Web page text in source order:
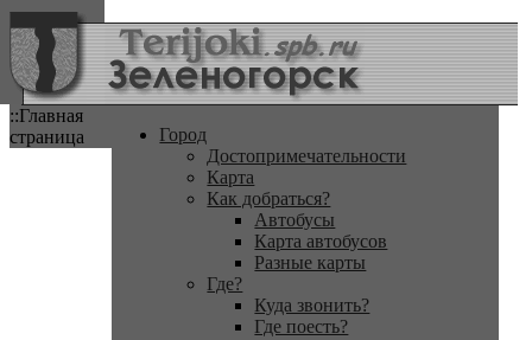
::Главная
страница
Город
Достопримечательности
Карта
Как добраться?
Автобусы
Карта автобусов
Разные карты
Где?
Куда звонить?
Где поесть?